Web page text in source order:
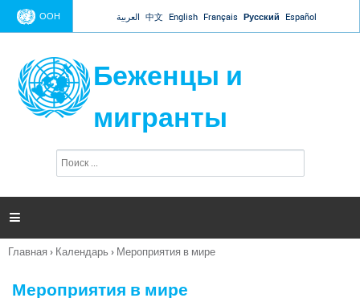
Jump to navigation
ООН العربية 中文 English Français Русский Español
Беженцы и
мигранты
п
и

Вы
Главная › Календарь › Мероприятия в мире
Мероприятия в мире